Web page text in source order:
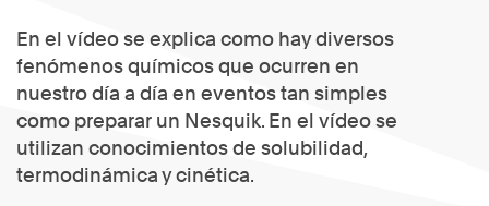
En el vídeo se explica como hay diversos
fenómenos químicos que ocurren en
nuestro día a día en eventos tan simples
como preparar un Nesquik. En el vídeo se
utilizan conocimientos de solubilidad,
termodinámica y cinética.